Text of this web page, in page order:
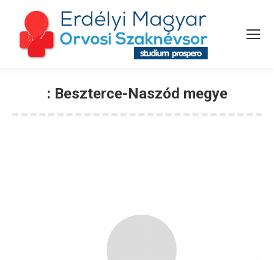
: Beszterce-Naszód megye